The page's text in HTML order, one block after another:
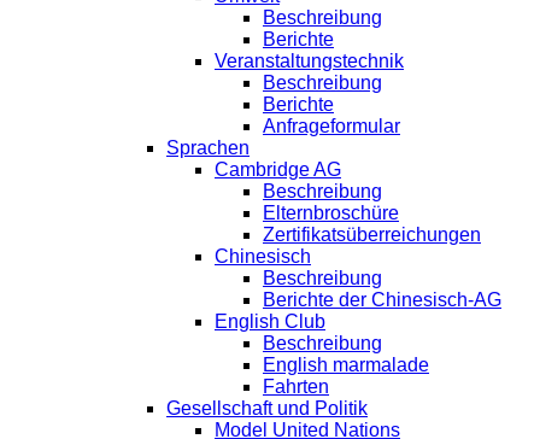
Beschreibung
Berichte
Veranstaltungstechnik
Beschreibung
Berichte
Anfrageformular
Sprachen
Cambridge AG
Beschreibung
Elternbroschüre
Zertifikatsüberreichungen
Chinesisch
Beschreibung
Berichte der Chinesisch-AG
English Club
Beschreibung
English marmalade
Fahrten
Gesellschaft und Politik
Model United Nations